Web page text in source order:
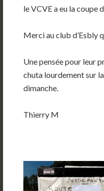
le VCVE a eu la coupe
Merci au club d’Esbly
Une pensée pour leur
chuta lourdement sur
dimanche.
Thierry M